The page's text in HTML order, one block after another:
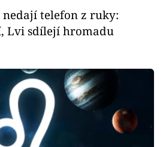
telefon z ruky:
Lvi sdílejí hromadu